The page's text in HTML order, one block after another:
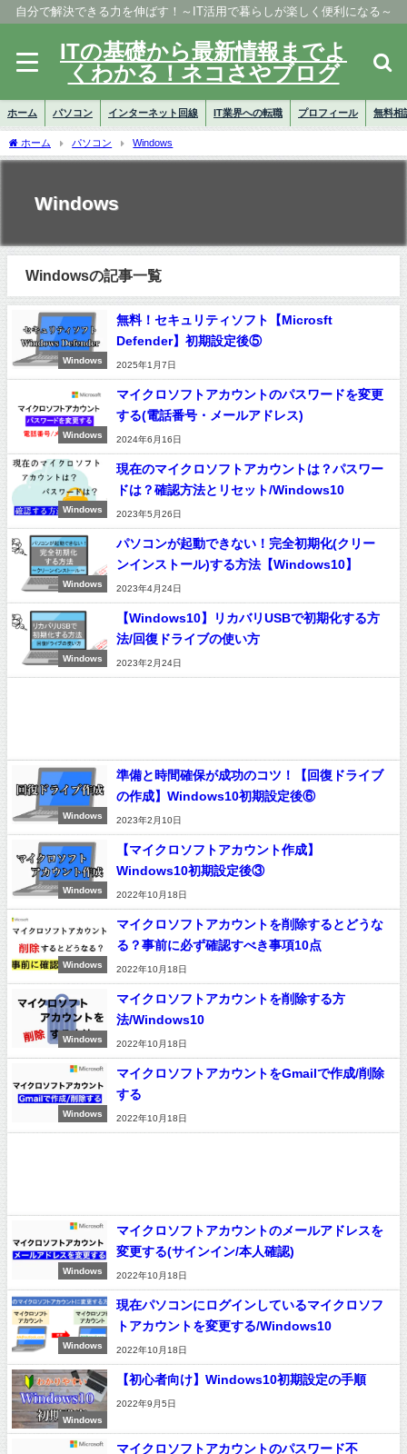
自分で解決できる力を伸ばす！～IT活用で暮らしが楽しく便利になる～
ITの基礎から最新情報までよ
くわかる！ネコさやブログ
ホーム パソコン インターネット回線 IT業界への転職 プロフィール 無料相
ホーム パソコン Windows
Windows
Windowsの記事一覧
Windows
無料！セキュリティソフト【Microsft
Defender】初期設定後⑤
2025年1月7日
Windows
マイクロソフトアカウントのパスワードを変更
する(電話番号・メールアドレス)
2024年6月16日
Windows
現在のマイクロソフトアカウントは？パスワー
ドは？確認方法とリセット/Windows10
2023年5月26日
Windows
パソコンが起動できない！完全初期化(クリー
ンインストール)する方法【Windows10】
2023年4月24日
Windows
【Windows10】リカバリUSBで初期化する方
法/回復ドライブの使い方
2023年2月24日
Windows
準備と時間確保が成功のコツ！【回復ドライブ
の作成】Windows10初期設定後⑥
2023年2月10日
Windows
【マイクロソフトアカウント作成】
Windows10初期設定後③
2022年10月18日
Windows
マイクロソフトアカウントを削除するとどうな
る？事前に必ず確認すべき事項10点
2022年10月18日
Windows
マイクロソフトアカウントを削除する方
法/Windows10
2022年10月18日
Windows
マイクロソフトアカウントをGmailで作成/削除
する
2022年10月18日
Windows
マイクロソフトアカウントのメールアドレスを
変更する(サインイン/本人確認)
2022年10月18日
Windows
現在パソコンにログインしているマイクロソフ
トアカウントを変更する/Windows10
2022年10月18日
Windows
【初心者向け】Windows10初期設定の手順
2022年9月5日
マイクロソフトアカウントのパスワード不